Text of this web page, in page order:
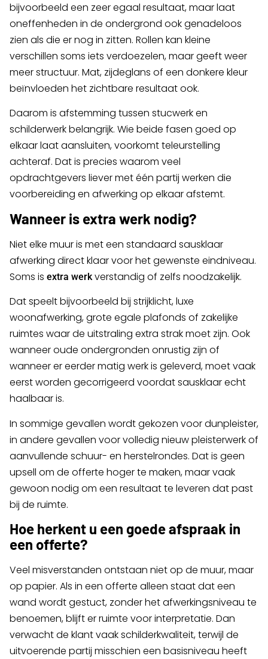
bijvoorbeeld een zeer egaal resultaat, maar laat
oneffenheden in de ondergrond ook genadeloos
zien als die er nog in zitten. Rollen kan kleine
verschillen soms iets verdoezelen, maar geeft weer
meer structuur. Mat, zijdeglans of een donkere kleur
beïnvloeden het zichtbare resultaat ook.
Daarom is afstemming tussen stucwerk en
schilderwerk belangrijk. Wie beide fasen goed op
elkaar laat aansluiten, voorkomt teleurstelling
achteraf. Dat is precies waarom veel
opdrachtgevers liever met één partij werken die
voorbereiding en afwerking op elkaar afstemt.
Wanneer is extra werk nodig?
Niet elke muur is met een standaard sausklaar
afwerking direct klaar voor het gewenste eindniveau.
Soms is extra werkverstandig of zelfs noodzakelijk.
Dat speelt bijvoorbeeld bij strijklicht, luxe
woonafwerking, grote egale plafonds of zakelijke
ruimtes waar de uitstraling extra strak moet zijn. Ook
wanneer oude ondergronden onrustig zijn of
wanneer er eerder matig werk is geleverd, moet vaak
eerst worden gecorrigeerd voordat sausklaar echt
haalbaar is.
In sommige gevallen wordt gekozen voor dunpleister,
in andere gevallen voor volledig nieuw pleisterwerk of
aanvullende schuur- en herstelrondes. Dat is geen
upsell om de offerte hoger te maken, maar vaak
gewoon nodig om een resultaat te leveren dat past
bij de ruimte.
Hoe herkent u een goede afspraak in
een offerte?
Veel misverstanden ontstaan niet op de muur, maar
op papier. Als in een offerte alleen staat dat een
wand wordt gestuct, zonder het afwerkingsniveau te
benoemen, blijft er ruimte voor interpretatie. Dan
verwacht de klant vaak schilderkwaliteit, terwijl de
uitvoerende partij misschien een basisniveau heeft